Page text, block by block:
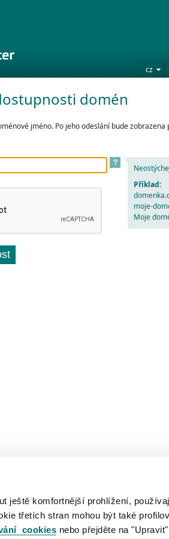
ještě komfortnější prohlížení,
třetích stran mohou být také
cookies nebo přejděte na
cz
domén
jméno. Po jeho odeslání bude
?
Příklad:
moje-
Moje